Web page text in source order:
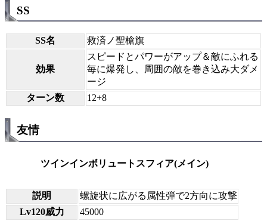
SS
SS名 救済ノ聖槍旗
効果
スピードとパワーがアップ＆敵にふれる
毎に爆発し、周囲の敵を巻き込み大ダメ
ージ
ターン数
12+8
友情
ツインインボリュートスフィア(メイン)
説明
螺旋状に広がる属性弾で2方向に攻撃
Lv120威力
45000